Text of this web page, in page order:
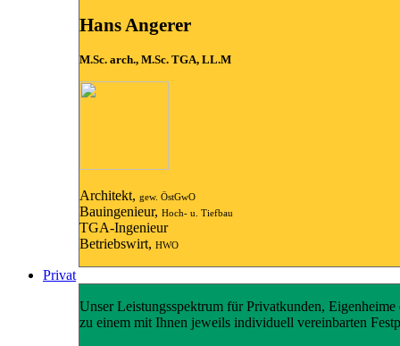
Hans Angerer
M.Sc. arch., M.Sc. TGA, LL.M
Architekt, gew. ÖstGwO
Bauingenieur, Hoch- u. Tiefbau
TGA-Ingenieur
Betriebswirt, HWO
Privat
Unser Leistungsspektrum für Privatkunden,
zu einem mit Ihnen jeweils individuell vereinbarten